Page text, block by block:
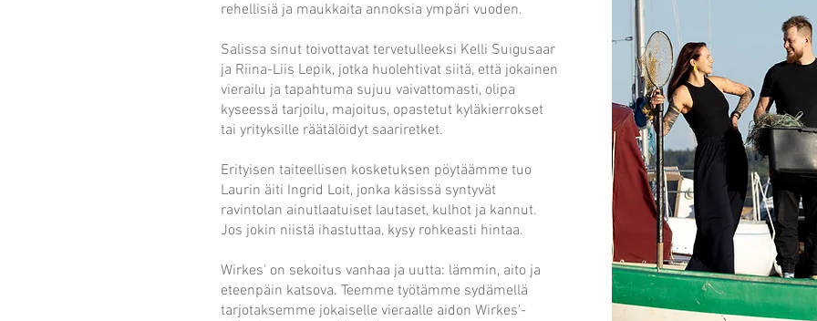
rehellisiä ja maukkaita annoksia ympäri vuoden.
Salissa sinut toivottavat tervetulleeksi Kelli Suigusaar
ja Riina-Liis Lepik, jotka huolehtivat siitä, että jokainen
vierailu ja tapahtuma sujuu vaivattomasti, olipa
kyseessä tarjoilu, majoitus, opastetut kyläkierrokset
tai yrityksille räätälöidyt saariretket.
Erityisen taiteellisen kosketuksen pöytäämme tuo
Laurin äiti Ingrid Loit, jonka käsissä syntyvät
ravintolan ainutlaatuiset lautaset, kulhot ja kannut.
Jos jokin niistä ihastuttaa, kysy rohkeasti hintaa.
Wirkes' on sekoitus vanhaa ja uutta: lämmin, aito ja
eteenpäin katsova. Teemme työtämme sydämellä
tarjotaksemme jokaiselle vieraalle aidon Wirkes'-